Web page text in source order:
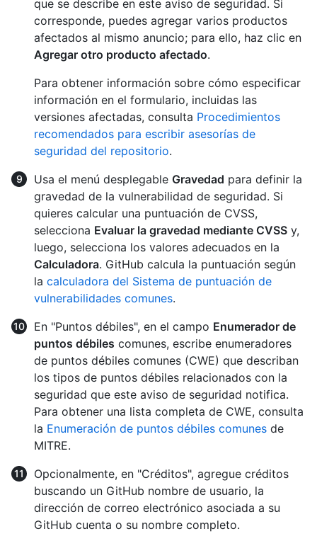
que se describe en este aviso de seguridad. Si
corresponde, puedes agregar varios productos
afectados al mismo anuncio; para ello, haz clic en
Agregar otro producto afectado.
Para obtener información sobre cómo especificar
información en el formulario, incluidas las
versiones afectadas, consulta Procedimientos
recomendados para escribir asesorías de
seguridad del repositorio.
Usa el menú desplegable Gravedad para definir la
gravedad de la vulnerabilidad de seguridad. Si
quieres calcular una puntuación de CVSS,
selecciona Evaluar la gravedad mediante CVSS y,
luego, selecciona los valores adecuados en la
Calculadora. GitHub calcula la puntuación según
la calculadora del Sistema de puntuación de
vulnerabilidades comunes.
En "Puntos débiles", en el campo Enumerador de
puntos débiles comunes, escribe enumeradores
de puntos débiles comunes (CWE) que describan
los tipos de puntos débiles relacionados con la
seguridad que este aviso de seguridad notifica.
Para obtener una lista completa de CWE, consulta
la Enumeración de puntos débiles comunes de
MITRE.
Opcionalmente, en "Créditos", agregue créditos
buscando un GitHub nombre de usuario, la
dirección de correo electrónico asociada a su
GitHub cuenta o su nombre completo.